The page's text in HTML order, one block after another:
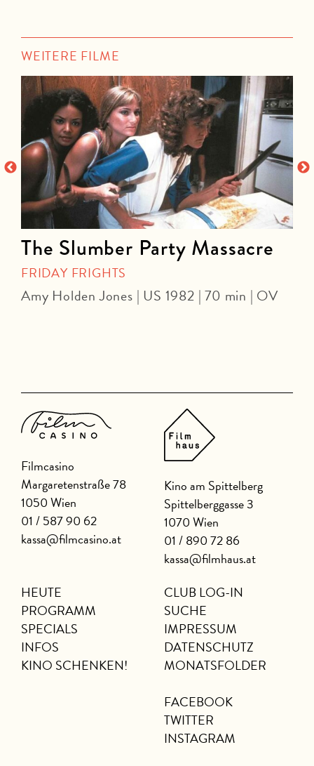
WEITERE FILME
The Slumber Party Massacre
FRIDAY FRIGHTS
Amy Holden Jones | US 1982 | 70 min | OV
Filmcasino
Margaretenstraße 78
1050 Wien
01 / 587 90 62
kassa@filmcasino.at
Kino am Spittelberg
Spittelberggasse 3
1070 Wien
01 / 890 72 86
kassa@filmhaus.at
HEUTE
PROGRAMM
SPECIALS
INFOS
KINO SCHENKEN!
CLUB LOG-IN
SUCHE
IMPRESSUM
DATENSCHUTZ
MONATSFOLDER
FACEBOOK
TWITTER
INSTAGRAM